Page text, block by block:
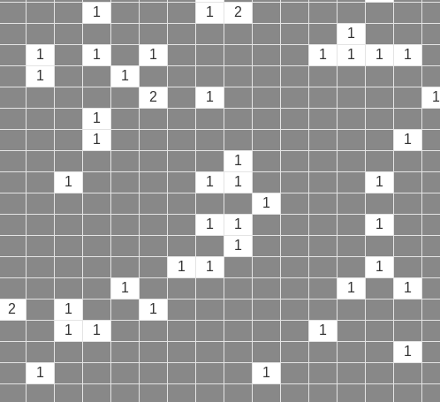
1 1 2
1
1 1 1 1 1 1 1
1 1
2 1 1
1
1 1
1
1 1 1 1
1
1 1 1
1
1 1 1
1 1 1
2 1 1
1 1 1
1
1 1